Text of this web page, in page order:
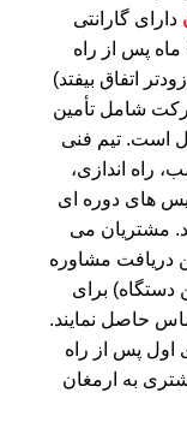
دارای گارانتی
رسمی هستند که مدت آن معمولاً ۱۸ ماه پس از راه
زودتر اتفاق بیفتد)
شامل تأمین
اصلی برای مدت ۱۲ سال است. تیم فنی
راه اندازی،
های دوره ای
مشتریان می
دریافت مشاوره
دستگاه) برای
حاصل نمایند.
اول پس از راه
به ارمغان